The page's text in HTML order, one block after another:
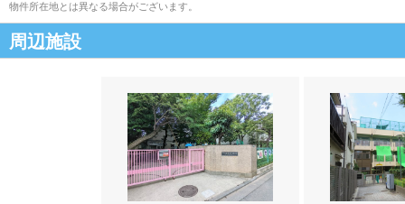
物件所在地とは異なる場合がございます。
周辺施設